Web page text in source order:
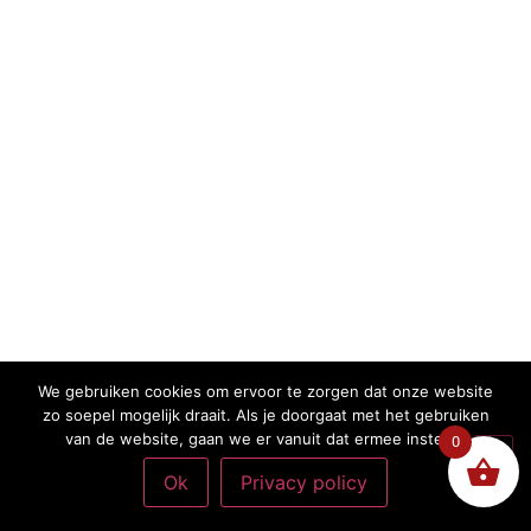
0
We gebruiken cookies om ervoor te zorgen dat onze website
zo soepel mogelijk draait. Als je doorgaat met het gebruiken
van de website, gaan we er vanuit dat ermee instemt.
Ok Privacy policy